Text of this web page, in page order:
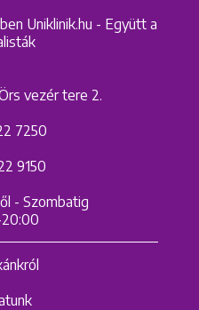
Uniklinik.hu - Együtt a
vezér tere 2.
7250
9150
- Szombatig